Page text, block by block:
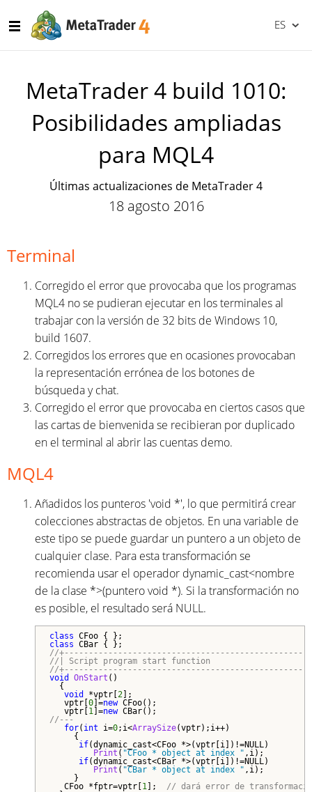
ES
MetaTrader 4 build 1010:
Posibilidades ampliadas
para MQL4
Últimas actualizaciones de MetaTrader 4
18 agosto 2016
Terminal
Corregido el error que provocaba que los programas
MQL4 no se pudieran ejecutar en los terminales al
trabajar con la versión de 32 bits de Windows 10,
build 1607.
Corregidos los errores que en ocasiones provocaban
la representación errónea de los botones de
búsqueda y chat.
Corregido el error que provocaba en ciertos casos que
las cartas de bienvenida se recibieran por duplicado
en el terminal al abrir las cuentas demo.
MQL4
Añadidos los punteros 'void *', lo que permitirá crear
colecciones abstractas de objetos. En una variable de
este tipo se puede guardar un puntero a un objeto de
cualquier clase. Para esta transformación se
recomienda usar el operador dynamic_cast<nombre
de la clase *>(puntero void *). Si la transformación no
es posible, el resultado será NULL.
class
class
//
//| Script program start function
//
void
OnStart ()
{
void
*vptr[ 2 ];
vptr[ 0 ]=new CFoo();
vptr[ 1 ]=new
//---
for( int i=0;i<ArraySize(vptr);i++)
{
if(dynamic_cast<CFoo *>(vptr[i])!=NULL)
Print ( "CFoo * object at index " ,i);
if(dynamic_cast<CBar *>(vptr[i])!=NULL)
Print ( "CBar * object at index " ,i);
}
CFoo *fptr=vptr[ 1 ]; // dará error de